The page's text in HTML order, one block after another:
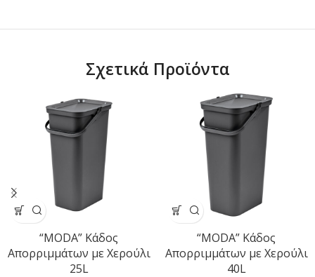
Σχετικά Προϊόντα
“MODA” Κάδος
Απορριμμάτων με Χερούλι
25L
“MODA” Κάδος
Απορριμμάτων με Χερούλι
40L